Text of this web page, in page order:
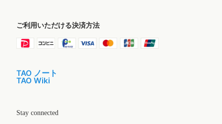
ご利用いただける決済方法
TAO ノート
TAO Wiki
Stay connected